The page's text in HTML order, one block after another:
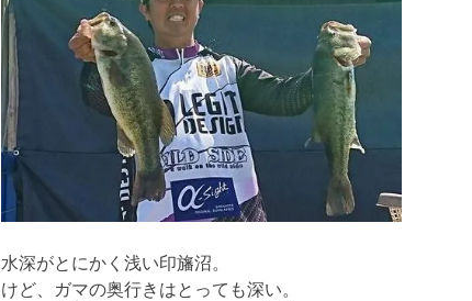
水深がとにかく浅い印旛沼。
けど、ガマの奥行きはとっても深い。